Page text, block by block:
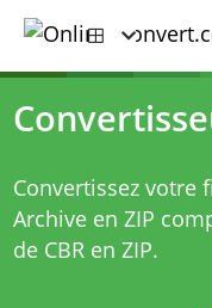
Convertissez votre
Archive en ZIP
de CBR en ZIP.